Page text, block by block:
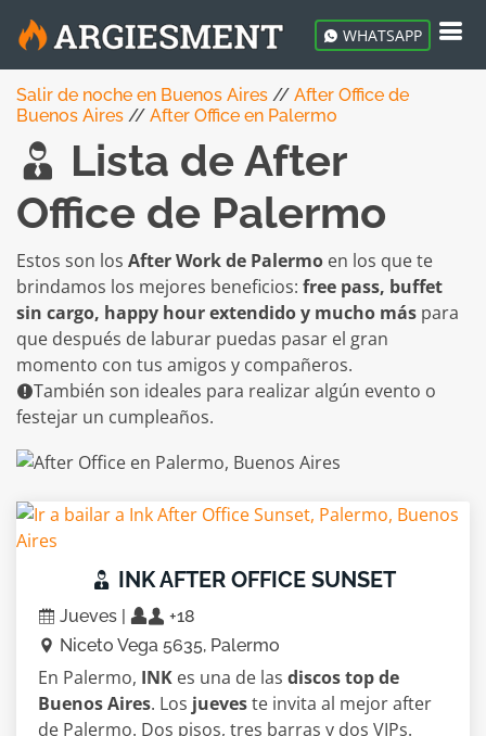
WHATSAPP
Salir de noche en Buenos Aires // After Office de
Buenos Aires // After Office en Palermo
Lista de After
Office de Palermo
Estos son los After Work de Palermo en los que te
brindamos los mejores beneficios: free pass, buffet
sin cargo, happy hour extendido y mucho más para
que después de laburar puedas pasar el gran
momento con tus amigos y compañeros.
También son ideales para realizar algún evento o
festejar un cumpleaños.
INK AFTER OFFICE SUNSET
Jueves |
+18
Niceto Vega 5635, Palermo
En Palermo, INK es una de las discos top de
Buenos Aires. Los jueveste invita al mejor after
de Palermo. Dos pisos, tres barras y dos VIPs.